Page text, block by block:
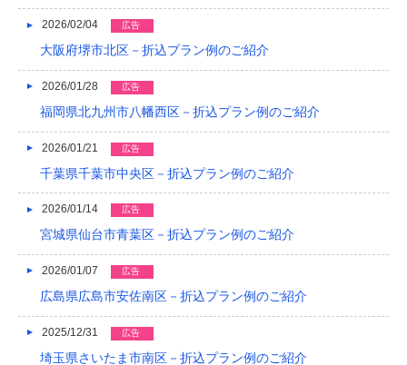
2021/03
2020/12
2020/08
2020/04
2019/09
2019/08
2019/07
2019/06
2026/02/04 広告
大阪府堺市北区－折込プラン例のご紹介
2026/01/28 広告
福岡県北九州市八幡西区－折込プラン例のご紹介
2026/01/21 広告
千葉県千葉市中央区－折込プラン例のご紹介
2026/01/14 広告
宮城県仙台市青葉区－折込プラン例のご紹介
2026/01/07 広告
広島県広島市安佐南区－折込プラン例のご紹介
2025/12/31 広告
埼玉県さいたま市南区－折込プラン例のご紹介